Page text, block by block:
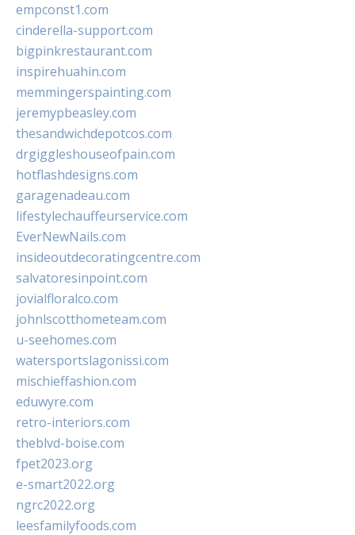
empconst1.com
cinderella-support.com
bigpinkrestaurant.com
inspirehuahin.com
memmingerspainting.com
jeremypbeasley.com
thesandwichdepotcos.com
drgiggleshouseofpain.com
hotflashdesigns.com
garagenadeau.com
lifestylechauffeurservice.com
EverNewNails.com
insideoutdecoratingcentre.com
salvatoresinpoint.com
jovialfloralco.com
johnlscotthometeam.com
u-seehomes.com
watersportslagonissi.com
mischieffashion.com
eduwyre.com
retro-interiors.com
theblvd-boise.com
fpet2023.org
e-smart2022.org
ngrc2022.org
leesfamilyfoods.com